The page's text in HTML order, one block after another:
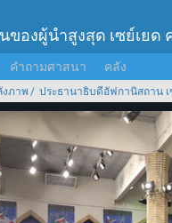
ของผู้นำสูงสุด เซย์เยด
คำถามศาสนา คลัง
งภาพ ประธานาธิบดีอัฟกานิสถาน